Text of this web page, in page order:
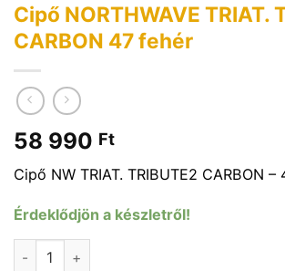
Cipő NORTHWAVE TRIAT.
CARBON 47 fehér
58 990 Ft
Cipő NW TRIAT. TRIBUTE2 CARBON –
Érdeklődjön a készletről!
Cipő NORTHWAVE TRIAT. TRIBUTE2